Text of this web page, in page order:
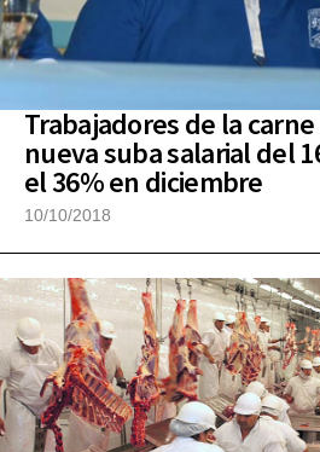
Trabajadores de la
nueva suba salarial del
el 36% en diciembre
10/10/2018